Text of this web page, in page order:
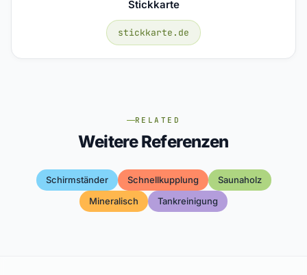
Stickkarte
stickkarte.de
RELATED
Weitere Referenzen
Schirmständer Schnellkupplung
Saunaholz
Mineralisch
Tankreinigung